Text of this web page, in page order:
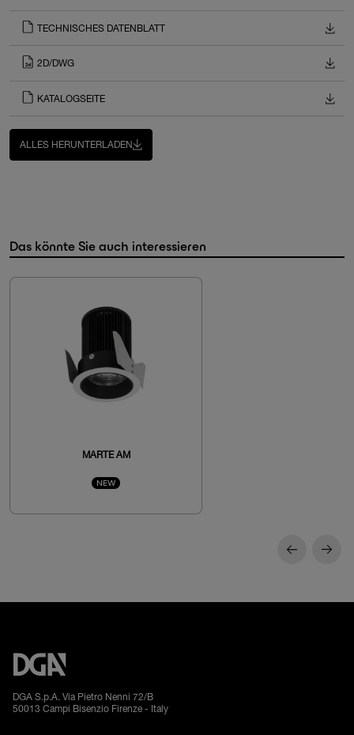
TECHNISCHES DATENBLATT
2D/DWG
KATALOGSEITE
ALLES HERUNTERLADEN
Das könnte Sie auch interessieren
MARTE AM
NEW
DGA S.p.A. Via Pietro Nenni 72/B
50013 Campi Bisenzio Firenze - Italy